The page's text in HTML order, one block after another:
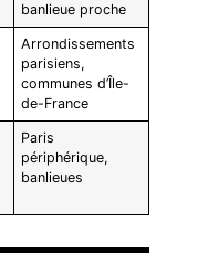
banlieue proche
Arrondissements
parisiens,
communes d’Île-
de-France
Paris
périphérique,
banlieues